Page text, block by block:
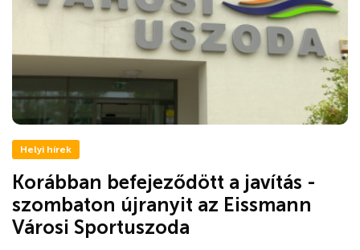
Helyi hírek
Korábban befejeződött a javítás -
szombaton újranyit az Eissmann
Városi Sportuszoda